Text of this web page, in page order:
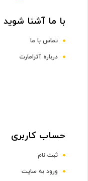
DDR4
رده صفحه نمایش
با ما آشنا شوید
تماس با ما
درباره آترامارت
حساب کاربری
ثبت نام
ورود به سایت